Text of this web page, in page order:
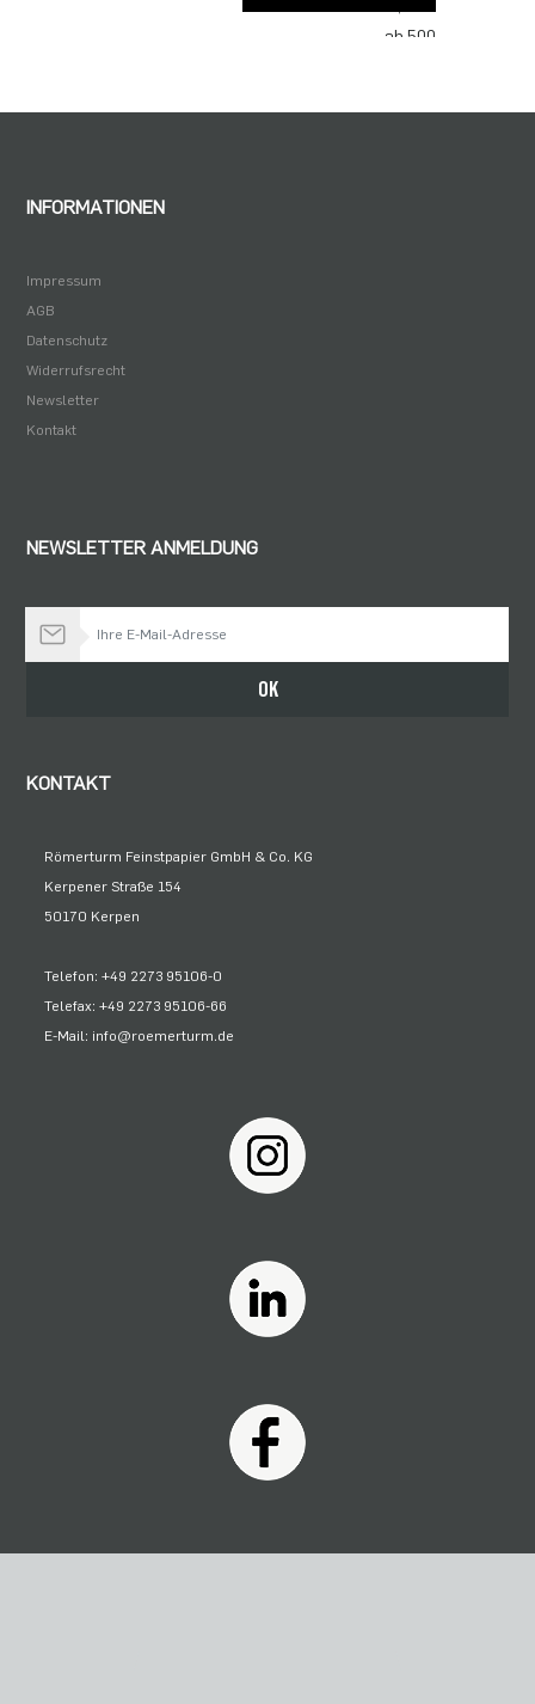
ab 500
INFORMATIONEN
Impressum
AGB
Datenschutz
Widerrufsrecht
Newsletter
Kontakt
NEWSLETTER ANMELDUNG
OK
KONTAKT
Römerturm Feinstpapier GmbH & Co. KG
Kerpener Straße 154
50170 Kerpen
Telefon: +49 2273 95106-0
Telefax: +49 2273 95106-66
E-Mail: info@roemerturm.de